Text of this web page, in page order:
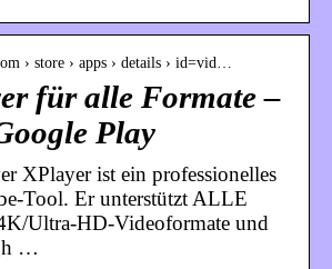
› store › apps › details › id=vid…
für alle Formate –
Play
XPlayer ist ein professionelles
Tool. Er unterstützt ALLE
Ultra-HD-Videoformate und
…